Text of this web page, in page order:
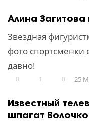
Алина Загитова
Звездная
фото спортсменки
давно!
0 1 0 25
Известный
шпагат